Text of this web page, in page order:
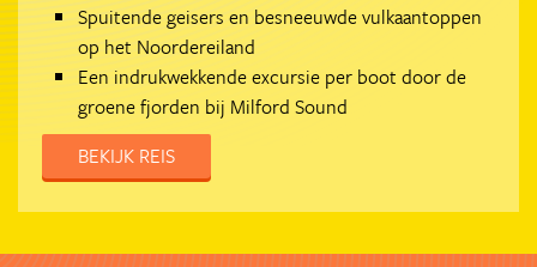
Spuitende geisers en besneeuwde vulkaantoppen
op het Noordereiland
Een indrukwekkende excursie per boot door de
groene fjorden bij Milford Sound
BEKIJK REIS